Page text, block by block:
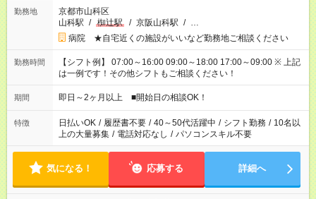
勤務地
京都市山科区
山科駅 / 椥辻駅 / 京阪山科駅 / …
病院 ★自宅近くの施設がいいなど勤務地ご相談ください
勤務時間
【シフト例】 07:00～16:00 09:00～18:00 17:00～09:00 ※ 上記
は一例です！その他シフトもご相談ください！
期間 即日～2ヶ月以上 ■開始日の相談OK！
特徴 日払いOK / 履歴書不要 / 40～50代活躍中 / シフト勤務 / 10名以
上の大量募集 / 電話対応なし / パソコンスキル不要
気になる！ 応募する 詳細へ